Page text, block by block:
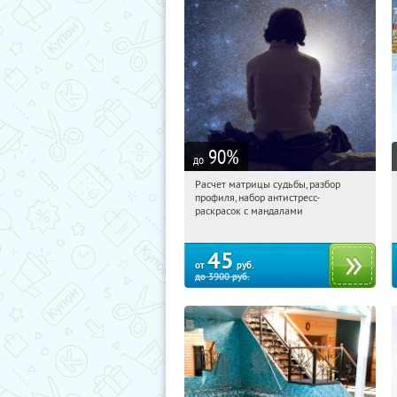
до 90%
09:40:36 Купили:
Россия
Расчет матрицы судьбы, разбор
профиля, набор антистресс-
раскрасок с мандалами
от 45 руб.
до3900руб.